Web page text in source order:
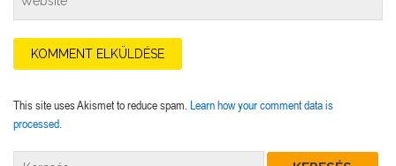
This site uses Akismet to reduce spam.Learn how your comment data is
processed.